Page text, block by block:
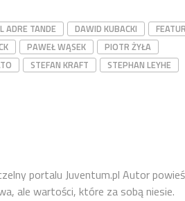
ADRE TANDE DAWID KUBACKI
PAWEŁ WĄSEK
PIOTR ŻYŁA
STEFAN KRAFT
STEPHAN LEYHE
portalu Juventum.pl Autor
ale wartości, które za sobą niesie.